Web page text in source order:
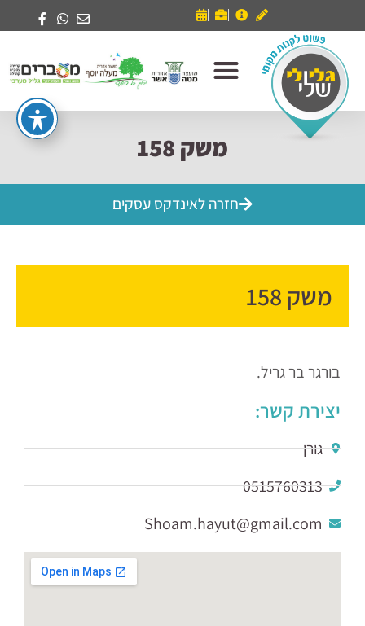
משק 158
חזרה לאינדקס עסקים
משק 158
בורגר בר גריל.
יצירת קשר:
גורן
0515760313
Shoam.hayut@gmail.com